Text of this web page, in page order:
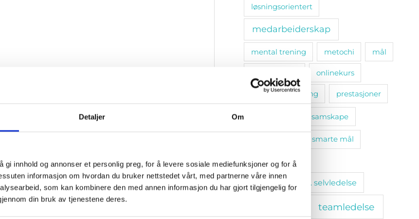
Detaljer Om
gi innhold og annonser et personlig preg, for å levere sosiale mediefunksjoner og for å
informasjon om hvordan du bruker nettstedet vårt, med partnerne våre innen
som kan kombinere den med annen informasjon du har gjort tilgjengelig for
din bruk av tjenestene deres.
løsningsorientert
medarbeiderskap
mental trening metochi mål
onlinekurs
personlig utvikling prestasjoner
samskape
smarte mål
sosiale bånd
stressmestring. selvledelse
teamledelse